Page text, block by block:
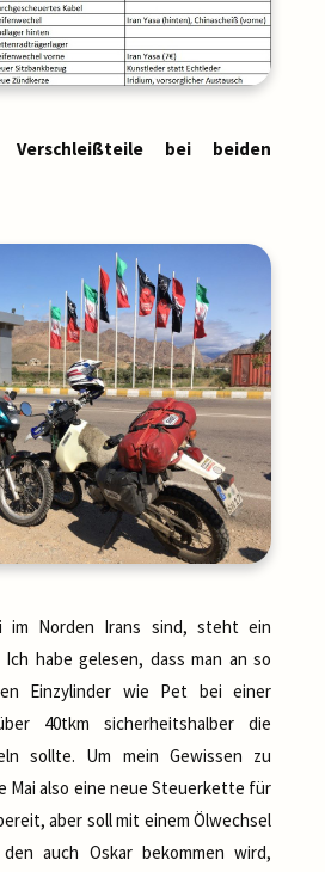
Verschleißteile bei beiden
im Norden Irans sind, steht ein
habe gelesen, dass man an so
Einzylinder wie Pet bei einer
40tkm sicherheitshalber die
sollte. Um mein Gewissen zu
Mai also eine neue Steuerkette für
aber soll mit einem Ölwechsel
auch Oskar bekommen wird,